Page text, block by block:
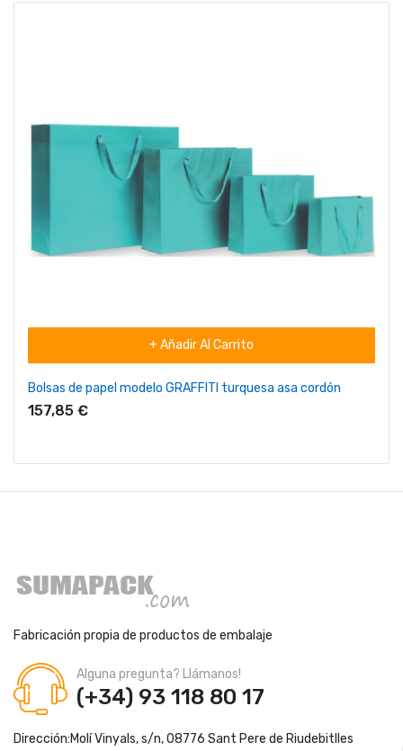
+ Añadir Al Carrito
Bolsas de papel modelo GRAFFITI turquesa asa cordón
157,85 €
Fabricación propia de productos de embalaje
Alguna pregunta? Llámanos!
(+34) 93 118 80 17
Dirección:Molí Vinyals, s/n, 08776 Sant Pere de Riudebitlles